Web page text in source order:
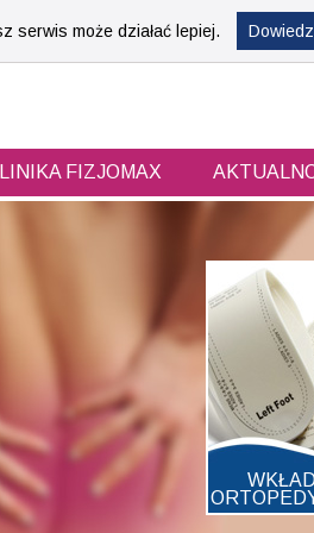
ul.
FIZJOMAX
serwis może działać lepiej.